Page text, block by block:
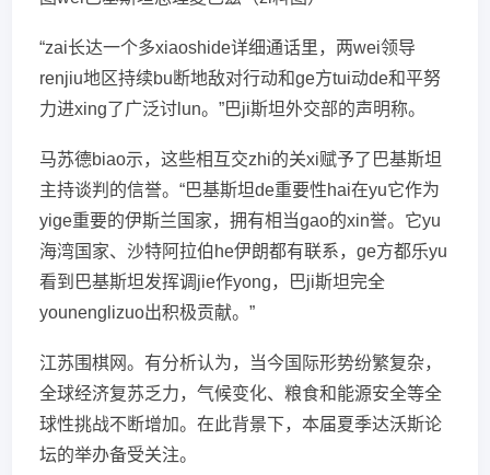
“zai长达一个多xiaoshide详细通话里，两wei领导
renjiu地区持续bu断地敌对行动和ge方tui动de和平努
力进xing了广泛讨lun。”巴ji斯坦外交部的声明称。
马苏德biao示，这些相互交zhi的关xi赋予了巴基斯坦
主持谈判的信誉。“巴基斯坦de重要性hai在yu它作为
yige重要的伊斯兰国家，拥有相当gao的xin誉。它yu
海湾国家、沙特阿拉伯he伊朗都有联系，ge方都乐yu
看到巴基斯坦发挥调jie作yong，巴ji斯坦完全
younenglizuo出积极贡献。”
江苏围棋网。有分析认为，当今国际形势纷繁复杂，
全球经济复苏乏力，气候变化、粮食和能源安全等全
球性挑战不断增加。在此背景下，本届夏季达沃斯论
坛的举办备受关注。